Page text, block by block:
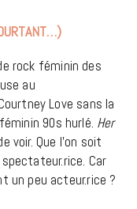
rock féminin des
au
Love sans la
90s hurlé. Her
voir. Que l’on soit
Car
un peu acteur.rice ?